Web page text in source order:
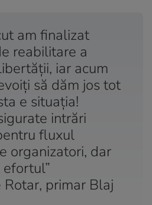
am finalizat
reabilitare a
iar acum
să dăm jos tot
e situația!
intrări
fluxul
organizatori, dar
Rotar, primar Blaj